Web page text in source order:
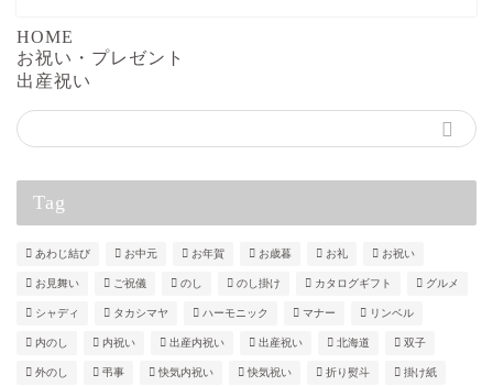
HOME
お祝い・プレゼント
出産祝い
Tag
あわじ結び お中元 お年賀 お歳暮 お礼 お祝い
お見舞い ご祝儀 のし のし掛け カタログギフト グルメ
シャディ タカシマヤ ハーモニック マナー リンベル
内のし 内祝い 出産内祝い 出産祝い 北海道 双子
外のし 弔事 快気内祝い 快気祝い 折り熨斗 掛け紙